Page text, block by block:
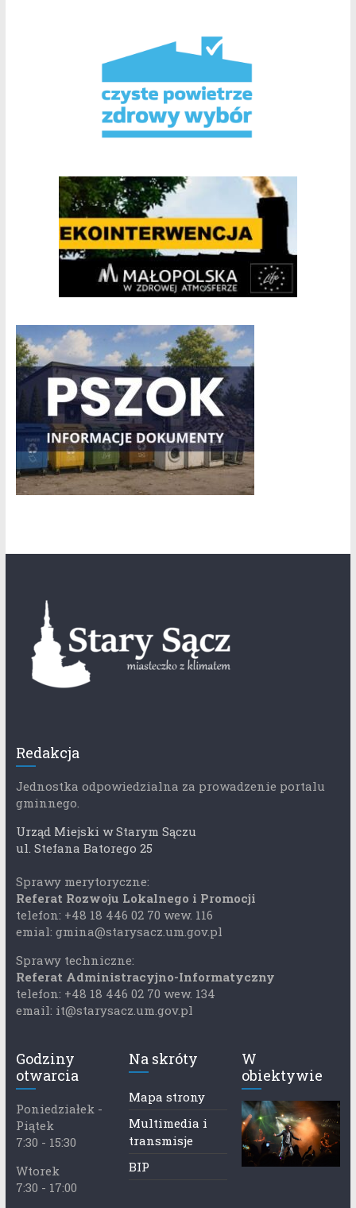
Redakcja
Jednostka odpowiedzialna za prowadzenie portalu
gminnego.
Urząd Miejski w Starym Sączu
ul. Stefana Batorego 25
Sprawy merytoryczne:
Referat Rozwoju Lokalnego i Promocji
telefon: +48 18 446 02 70 wew. 116
emial: gmina@starysacz.um.gov.pl
Sprawy techniczne:
Referat Administracyjno-Informatyczny
telefon: +48 18 446 02 70 wew. 134
email: it@starysacz.um.gov.pl
Godziny
otwarcia
Poniedziałek -
Piątek
7:30 - 15:30
Wtorek
7:30 - 17:00
Na skróty
Mapa strony
Multimedia i
transmisje
BIP
W
obiektywie